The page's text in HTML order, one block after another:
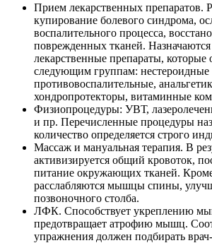
Прием лекарственных препаратов.
купирование болевого синдрома,
воспалительного процесса,
поврежденных тканей.
лекарственные препараты, которые
следующим группам: нестероидные
противовоспалительные,
хондропротекторы, витаминные
Физиопроцедуры: УВТ,
и пр. Перечисленные процедуры
количество определяется строго
Массаж и мануальная терапия. В
активизируется общий кровоток,
питание окружающих тканей.
расслабляются мышцы спины,
позвоночного столба.
ЛФК. Способствует укреплению
предотвращает атрофию мышц.
упражнения должен подбирать